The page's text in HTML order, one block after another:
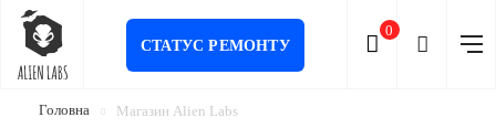
Головна Магазин Alien Labs
СТАТУС РЕМОНТУ
0